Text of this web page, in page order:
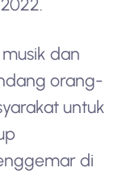
dan
orang-
untuk
di